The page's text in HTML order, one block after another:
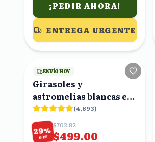
¡PEDIR AHORA!
ENTREGA URGENTE
19viendo
ENVÍO HOY
Girasoles y
astromelias blancas en
ramo
(4,693)
29%
OFF
$702.82
$499.00